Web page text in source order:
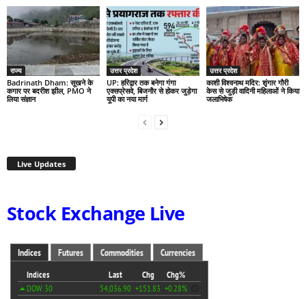
राज्य
Badrinath Dham: सूखने के
कगार पर बदरीश झील, PMO ने
लिया संज्ञान
उत्तर प्रदेश
UP: हरिद्वार तक बनेगा गंगा
एक्सप्रेसवे, बिजनौर से होकर जुड़ेगा
यूपी का नया मार्ग
उत्तर प्रदेश
काशी विश्वनाथ मदिर: शृंगार गौरी
केस से जुड़ी वादिनी महिलाओं ने किया
जलाभिषेक
Live Updates
Stock Exchange Live